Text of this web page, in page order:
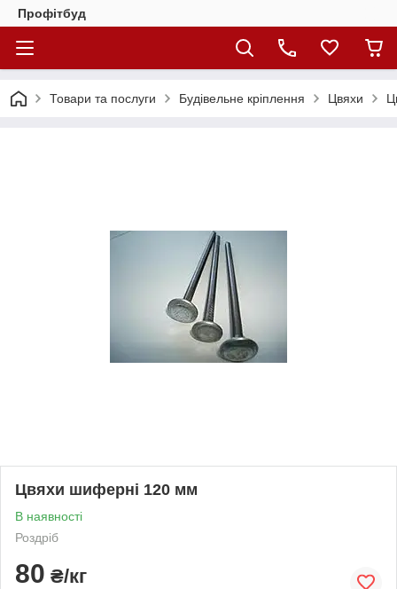
Профітбуд
Товари та послуги Будівельне кріплення Цвяхи
Цвяхи шиферні 120 мм
В наявності
Роздріб
80 ₴/кг